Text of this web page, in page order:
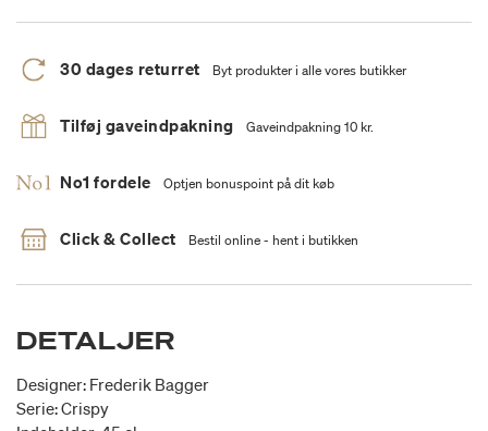
30 dages returret Byt produkter i alle vores butikker
Tilføj gaveindpakning Gaveindpakning 10 kr.
No1 fordele Optjen bonuspoint på dit køb
Click & Collect Bestil online - hent i butikken
DETALJER
Designer: Frederik Bagger
Serie: Crispy